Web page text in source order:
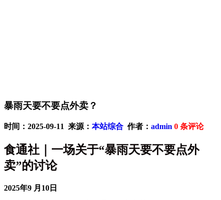
暴雨天要不要点外卖？
时间：2025-09-11 来源： 本站综合 作者： admin 0 条评论
食通社｜一场关于“暴雨天要不要点外
卖”的讨论
2025年9 月10日